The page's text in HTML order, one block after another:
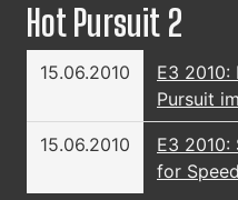
Hot Pursuit 2
15.06.2010
E3
Pursuit
15.06.2010
E3 2010:
for